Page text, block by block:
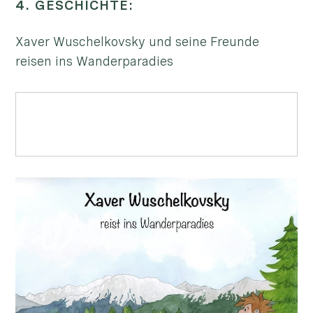
4. GESCHICHTE:
Xaver Wuschelkovsky und seine Freunde
reisen ins Wanderparadies